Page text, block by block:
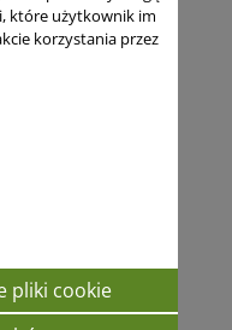
które użytkownik im
korzystania przez
pliki cookie